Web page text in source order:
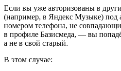
Если вы уже авторизованы в
(например, в Яндекс Музыке) под
номером телефона, не
в профиле Базисмеда, — вы
а не в свой старый.
В этом случае: